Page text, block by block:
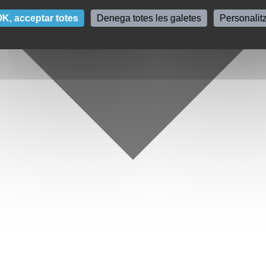
acceptar totes Denega totes les galetes